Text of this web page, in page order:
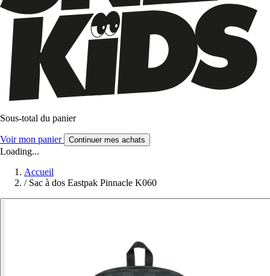
Sous-total du panier
Voir mon panier Continuer mes achats
Loading...
Accueil
/ Sac à dos Eastpak Pinnacle K060